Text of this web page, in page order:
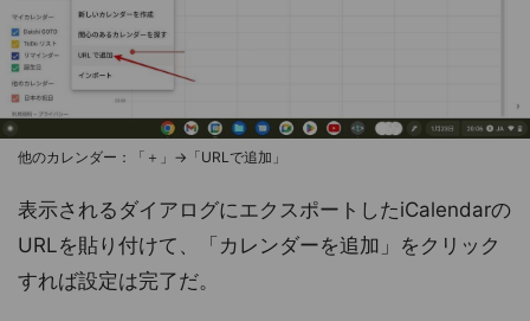
他のカレンダー：「＋」→「URLで追加」
表示されるダイアログにエクスポートしたiCalendarの
URLを貼り付けて、「カレンダーを追加」をクリック
すれば設定は完了だ。